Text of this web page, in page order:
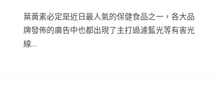
葉黃素必定是近日最人氣的保健食品之一，各大品
牌發佈的廣告中也都出現了主打過濾藍光等有害光
線…